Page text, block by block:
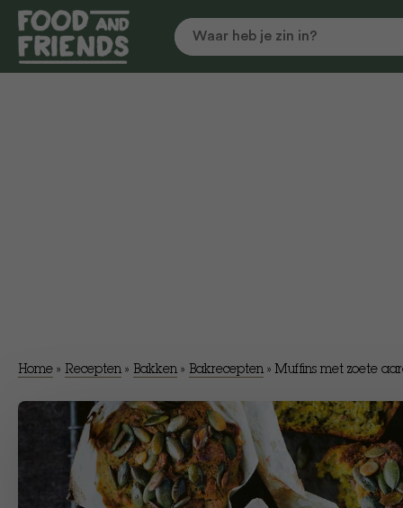
Home » Recepten » Bakken » Bakrecepten »Muffins met zoete